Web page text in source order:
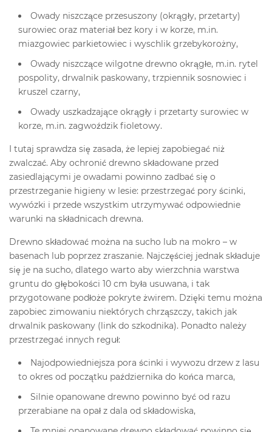
Owady niszczące przesuszony (okrągły, przetarty)
surowiec oraz materiał bez kory i w korze, m.in.
miazgowiec parkietowiec i wyschlik grzebykorożny,
Owady niszczące wilgotne drewno okrągłe, m.in. rytel
pospolity, drwalnik paskowany, trzpiennik sosnowiec i
kruszel czarny,
Owady uszkadzające okrągły i przetarty surowiec w
korze, m.in. zagwoździk fioletowy.
I tutaj sprawdza się zasada, że lepiej zapobiegać niż
zwalczać. Aby ochronić drewno składowane przed
zasiedlającymi je owadami powinno zadbać się o
przestrzeganie higieny w lesie: przestrzegać pory ścinki,
wywózki i przede wszystkim utrzymywać odpowiednie
warunki na składnicach drewna.
Drewno składować można na sucho lub na mokro – w
basenach lub poprzez zraszanie. Najczęściej jednak składuje
się je na sucho, dlatego warto aby wierzchnia warstwa
gruntu do głębokości 10 cm była usuwana, i tak
przygotowane podłoże pokryte żwirem. Dzięki temu można
zapobiec zimowaniu niektórych chrząszczy, takich jak
drwalnik paskowany (link do szkodnika). Ponadto należy
przestrzegać innych reguł:
Najodpowiedniejsza pora ścinki i wywozu drzew z lasu
to okres od początku października do końca marca,
Silnie opanowane drewno powinno być od razu
przerabiane na opał z dala od składowiska,